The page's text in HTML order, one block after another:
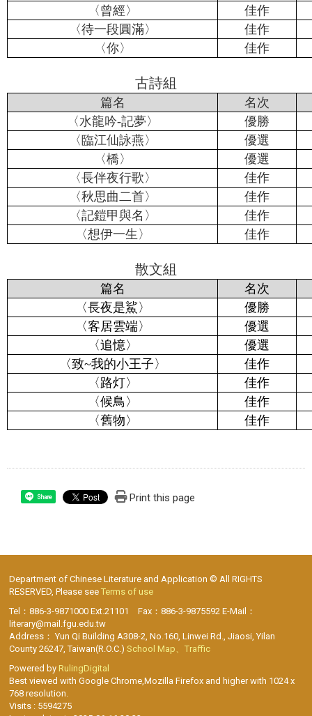
〈曾經〉
佳作
〈待一段圓滿〉
佳作
〈你〉
佳作
古詩組
篇名
名次
〈水龍吟-記夢〉
優勝
〈臨江仙詠燕〉
優選
〈橋〉
優選
〈長伴夜行歌〉
佳作
〈秋思曲二首〉
佳作
〈記鎧甲與名〉
佳作
〈想伊一生〉
佳作
散文組
篇名
名次
〈長夜是鯊〉
優勝
〈客居雲端〉
優選
〈追憶〉
優選
〈致~我的小王子 〉
佳作
〈路灯〉
佳作
〈候鳥〉
佳作
〈舊物〉
佳作
Share Print this page
Department of Chinese Literature and Application © All RIGHTS
RESERVED, Please see Terms of use
Tel：886-3-9871000 Ext.21101 Fax：886-3-9875592 E-Mail：
literary@mail.fgu.edu.tw
Address： Yun Qi Building A308-2, No.160, Linwei Rd., Jiaosi, Yilan
County 26247, Taiwan(R.O.C.) School Map、Traffic
Powered by RulingDigital
Best viewed with Google Chrome,Mozilla Firefox and higher with 1024 x
768 resolution.
Visits : 5594275